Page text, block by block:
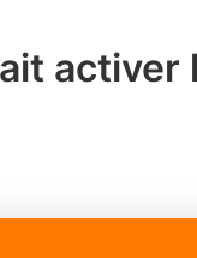
activer